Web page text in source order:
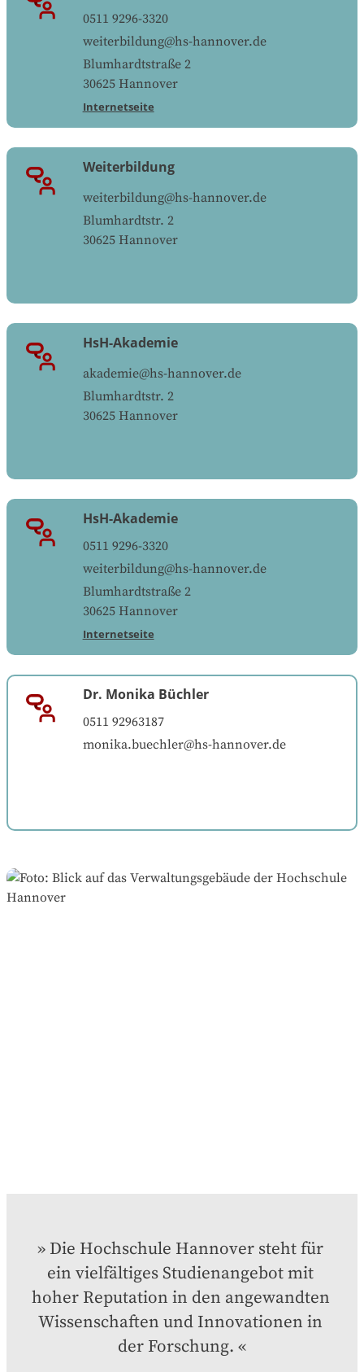
0511 9296-3320
weiterbildung@hs-hannover.de
Blumhardtstraße 2
30625 Hannover
Internetseite
Weiterbildung
weiterbildung@hs-hannover.de
Blumhardtstr. 2
30625 Hannover
HsH-Akademie
akademie@hs-hannover.de
Blumhardtstr. 2
30625 Hannover
HsH-Akademie
0511 9296-3320
weiterbildung@hs-hannover.de
Blumhardtstraße 2
30625 Hannover
Internetseite
Dr. Monika Büchler
0511 92963187
monika.buechler@hs-hannover.de
Die Hochschule Hannover steht für
ein vielfältiges Studienangebot mit
hoher Reputation in den angewandten
Wissenschaften und Innovationen in
der Forschung.